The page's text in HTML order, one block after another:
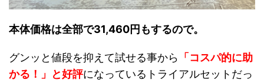
本体価格は全部で31,460円もするので。
グンッと値段を抑えて試せる事から 「コスパ的に助
かる！」と好評になっているトライアルセットだっ